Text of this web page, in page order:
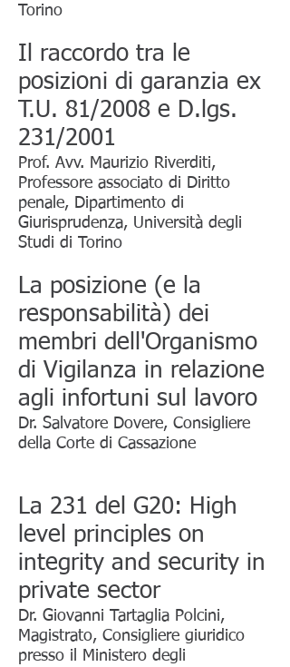
Torino
Il raccordo tra le
posizioni di garanzia ex
T.U. 81/2008 e D.lgs.
231/2001
Prof. Avv. Maurizio Riverditi,
Professore associato di Diritto
penale, Dipartimento di
Giurisprudenza, Università degli
Studi di Torino
La posizione (e la
responsabilità) dei
membri dell'Organismo
di Vigilanza in relazione
agli infortuni sul lavoro
Dr. Salvatore Dovere, Consigliere
della Corte di Cassazione
La 231 del G20: High
level principles on
integrity and security in
private sector
Dr. Giovanni Tartaglia Polcini,
Magistrato, Consigliere giuridico
presso il Ministero degli